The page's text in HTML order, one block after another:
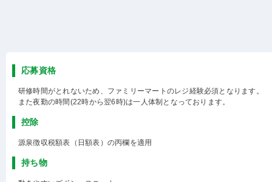
応募資格
研修時間がとれないため、ファミリーマートのレジ経験必須となります。
また夜勤の時間(22時から翌6時)は一人体制となっております。
控除
源泉徴収税額表（日額表）の丙欄を適用
持ち物